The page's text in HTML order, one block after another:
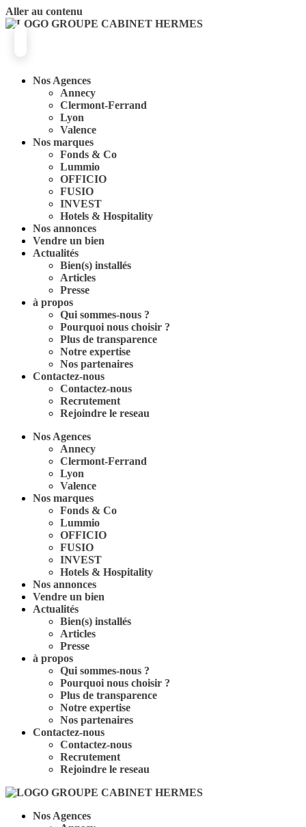
Aller au contenu
Nos Agences
Annecy
Clermont-Ferrand
Lyon
Valence
Nos marques
Fonds & Co
Lummio
OFFICIO
FUSIO
INVEST
Hotels & Hospitality
Nos annonces
Vendre un bien
Actualités
Bien(s) installés
Articles
Presse
à propos
Qui sommes-nous ?
Pourquoi nous choisir ?
Plus de transparence
Notre expertise
Nos partenaires
Contactez-nous
Contactez-nous
Recrutement
Rejoindre le reseau
Nos Agences
Annecy
Clermont-Ferrand
Lyon
Valence
Nos marques
Fonds & Co
Lummio
OFFICIO
FUSIO
INVEST
Hotels & Hospitality
Nos annonces
Vendre un bien
Actualités
Bien(s) installés
Articles
Presse
à propos
Qui sommes-nous ?
Pourquoi nous choisir ?
Plus de transparence
Notre expertise
Nos partenaires
Contactez-nous
Contactez-nous
Recrutement
Rejoindre le reseau
Nos Agences